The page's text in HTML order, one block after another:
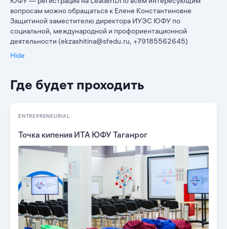
вопросам можно обращаться к Елене Константиновне
Защитиной заместителю директора ИУЭС ЮФУ по
социальной, международной и профориентационной
деятельности (ekzashitina@sfedu.ru, +79185562645)
Hide
Где будет проходить
ENTREPRENEURIAL
Точка кипения ИТА ЮФУ Таганрог